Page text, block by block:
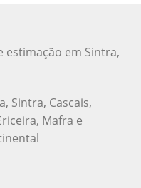
estimação em Sintra,
Sintra, Cascais,
Mafra e